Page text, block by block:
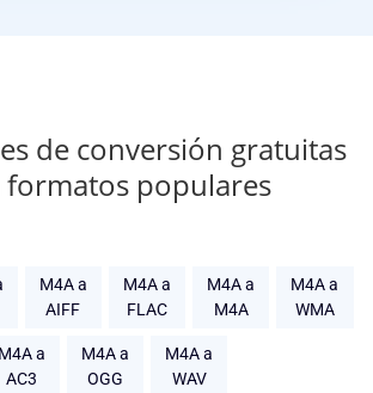
de conversión gratuitas
formatos populares
M4A a
AIFF
M4A a
FLAC
M4A a
M4A
M4A a
WMA
M4A a
AC3
M4A a
OGG
M4A a
WAV